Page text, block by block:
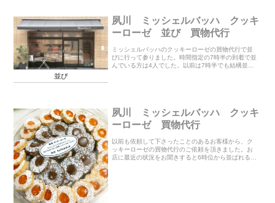
並び
夙川 ミッシェルバッハ クッキ
ーローゼ 並び 買物代行
ミッシェルバッハのクッキーローゼの買物代行で並
びに行って参りました。時間指定の7時半の到着で並
んでいる方は4人でした。以前は7時半でも結構並ば
夙川 ミッシェルバッハ クッキ
ーローゼ 買物代行
以前も依頼して下さったことのあるお客様から、ク
ッキーローゼの買物代行のご依頼を頂きました。お
店に最近の状況をお聞きすると6時位から並ばれる日